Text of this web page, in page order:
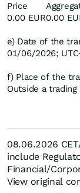
Price
0.00 EUR0.00
e) Date of the
01/06/2026;
f) Place of the
Outside a trading
08.06.2026
include
Financial/
View original